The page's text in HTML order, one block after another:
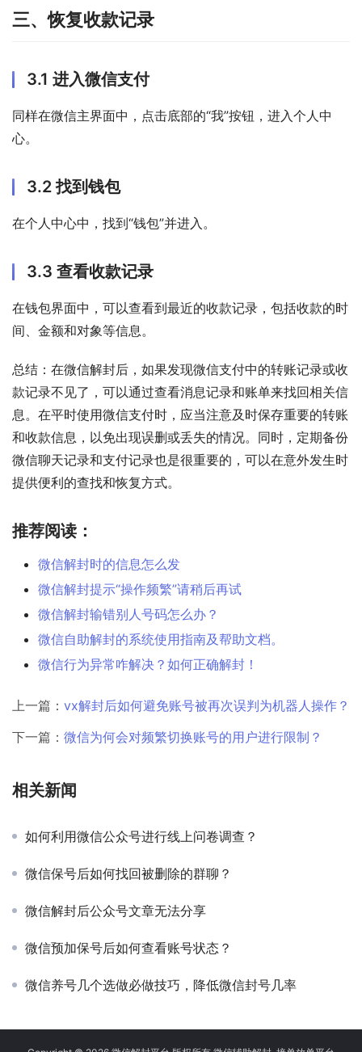
三、恢复收款记录
3.1 进入微信支付
同样在微信主界面中，点击底部的“我”按钮，进入个人中
心。
3.2 找到钱包
在个人中心中，找到“钱包”并进入。
3.3 查看收款记录
在钱包界面中，可以查看到最近的收款记录，包括收款的时
间、金额和对象等信息。
总结：在微信解封后，如果发现微信支付中的转账记录或收
款记录不见了，可以通过查看消息记录和账单来找回相关信
息。在平时使用微信支付时，应当注意及时保存重要的转账
和收款信息，以免出现误删或丢失的情况。同时，定期备份
微信聊天记录和支付记录也是很重要的，可以在意外发生时
提供便利的查找和恢复方式。
推荐阅读：
微信解封时的信息怎么发
微信解封提示“操作频繁”请稍后再试
微信解封输错别人号码怎么办？
微信自助解封的系统使用指南及帮助文档。
微信行为异常咋解决？如何正确解封！
上一篇： vx解封后如何避免账号被再次误判为机器人操作？
下一篇： 微信为何会对频繁切换账号的用户进行限制？
相关新闻
如何利用微信公众号进行线上问卷调查？
微信保号后如何找回被删除的群聊？
微信解封后公众号文章无法分享
微信预加保号后如何查看账号状态？
微信养号几个选做必做技巧，降低微信封号几率